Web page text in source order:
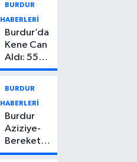
BURDUR
HABERLERİ
Burdur’da
Kene Can
Aldı: 55
Yaşındaki
Kaybetti
BURDUR
HABERLERİ
Burdur
Aziziye-
Bereket
Köyü